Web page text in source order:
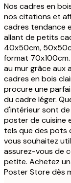
Nos cadres en
nos citations et
cadres tendance
allant de petits
40x50cm,
format
au mur grâce aux
cadres en bois
procure une
du cadre léger.
d'intérieur sont
poster de cuisine
tels que des pots
vous souhaitez
assurez-vous de
petite. Achetez
Poster Store dès